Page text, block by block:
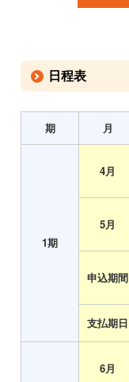
日程表
期 月
1期
4月
5月
申込期間
支払期日
6月